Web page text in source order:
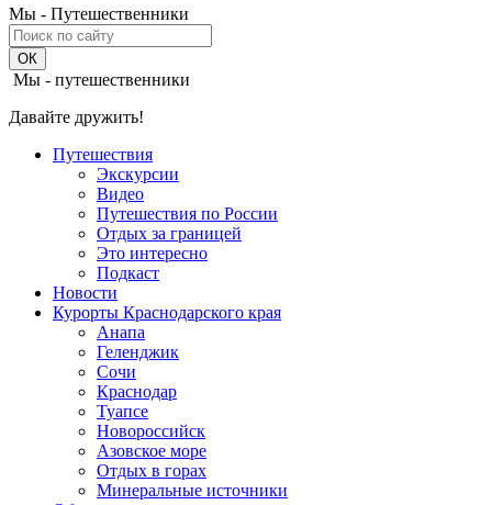
Мы - Путешественники
Мы - путешественники
Давайте дружить!
Путешествия
Экскурсии
Видео
Путешествия по России
Отдых за границей
Это интересно
Подкаст
Новости
Курорты Краснодарского края
Анапа
Геленджик
Сочи
Краснодар
Туапсе
Новороссийск
Азовское море
Отдых в горах
Минеральные источники